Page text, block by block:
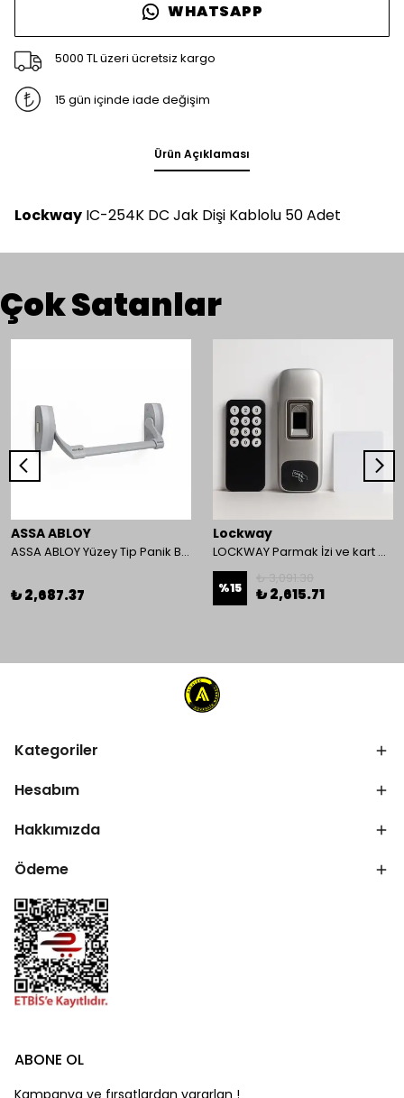
WHATSAPP
5000 TL üzeri ücretsiz kargo
15 gün içinde iade değişim
Ürün Açıklaması
Lockway IC-254K DC Jak Dişi Kablolu 50 Adet
Çok Satanlar
ASSA ABLOY
ASSA ABLOY Yüzey Tip Panik Bar PED 180
₺ 2,687.37
Lockway
LOCKWAY Parmak İzi ve kart Okuyucu Kontrol Paneli
%15 ₺ 2,615.71
Kategoriler
Hesabım
Hakkımızda
Ödeme
ABONE OL